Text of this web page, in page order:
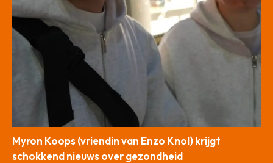
Myron Koops (vriendin van Enzo Knol) krijgt
schokkend nieuws over gezondheid